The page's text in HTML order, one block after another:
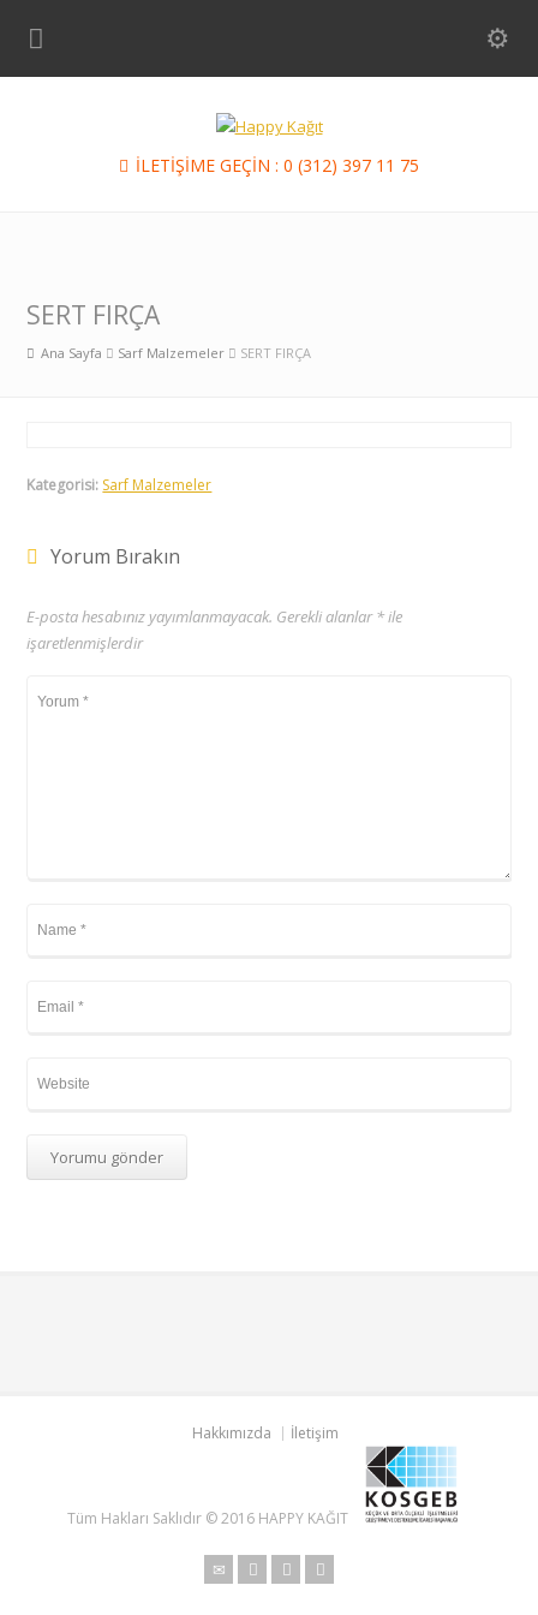
İLETİŞİME GEÇİN : 0 (312) 397 11 75
SERT FIRÇA
Ana Sayfa Sarf Malzemeler SERT FIRÇA
Kategorisi: Sarf Malzemeler
Yorum Bırakın
E-posta hesabınız yayımlanmayacak. Gerekli alanlar*ile
işaretlenmişlerdir
Hakkımızda İletişim
Tüm Hakları Saklıdır © 2016 HAPPY KAĞIT